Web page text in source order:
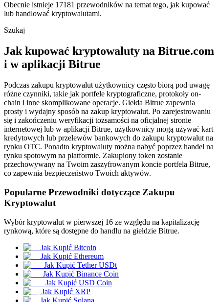
Kontrakty futures wykorzystujące USDT jako zabezpieczenie
Kontrakty terminowe COIN-M
Kontrakty terminowe na kryptowaluty
TradFi
towary
Kontrakty terminowe na USDC
Obecnie istnieje 17181 przewodników na temat tego, jak kupować
lub handlować kryptowalutami.
Szukaj
Jak kupować kryptowaluty na Bitrue.com
i w aplikacji Bitrue
Podczas zakupu kryptowalut użytkownicy często biorą pod uwagę
różne czynniki, takie jak portfele kryptograficzne, protokoły on-
chain i inne skomplikowane operacje. Giełda Bitrue zapewnia
prosty i wydajny sposób na zakup kryptowalut. Po zarejestrowaniu
się i zakończeniu weryfikacji tożsamości na oficjalnej stronie
internetowej lub w aplikacji Bitrue, użytkownicy mogą używać kart
kredytowych lub przelewów bankowych do zakupu kryptowalut na
rynku OTC. Ponadto kryptowaluty można nabyć poprzez handel na
rynku spotowym na platformie. Zakupiony token zostanie
przechowywany na Twoim zaszyfrowanym koncie portfela Bitrue,
co zapewnia bezpieczeństwo Twoich aktywów.
Popularne Przewodniki dotyczące Zakupu
Kryptowalut
Wybór kryptowalut w pierwszej 16 ze względu na kapitalizację
rynkową, które są dostępne do handlu na giełdzie Bitrue.
Jak Kupić Bitcoin
Jak Kupić Ethereum
Jak Kupić Tether USDt
Jak Kupić Binance Coin
Jak Kupić USD Coin
Jak Kupić XRP
Jak Kupić Solana